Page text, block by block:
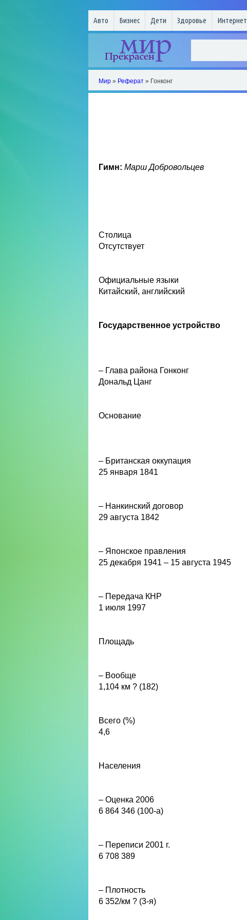
Авто Бизнес Дети Здоровье Интернет
Мир » Реферат » Гонконг
Гимн: Марш Добровольцев
Столица
Отсутствует
Официальные языки
Китайский, английский
Государственное устройство
– Глава района Гонконг
Дональд Цанг
Основание
– Британская оккупация
25 января 1841
– Нанкинский договор
29 августа 1842
– Японское правления
25 декабря 1941 – 15 августа 1945
– Передача КНР
1 июля 1997
Площадь
– Вообще
1,104 км ? (182)
Всего (%)
4,6
Населения
– Оценка 2006
6 864 346 (100-а)
– Переписи 2001 г.
6 708 389
– Плотность
6 352/км ? (3-я)